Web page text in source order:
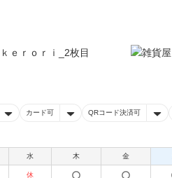
カード可 QRコード決済可
水 木 金
休